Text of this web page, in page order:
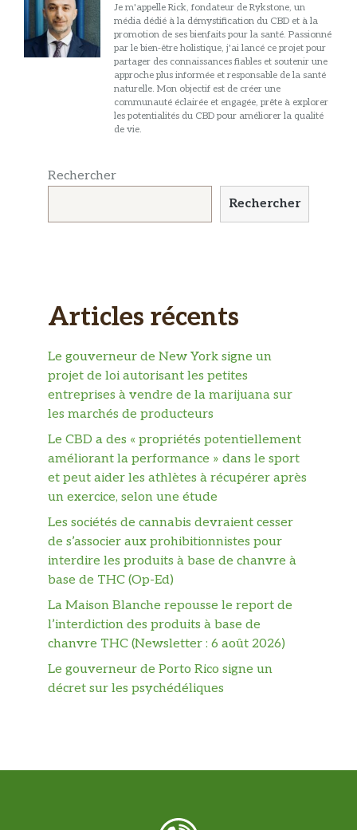
Je m'appelle Rick, fondateur de Rykstone, un
média dédié à la démystification du CBD et à la
promotion de ses bienfaits pour la santé. Passionné
par le bien-être holistique, j'ai lancé ce projet pour
partager des connaissances fiables et soutenir une
approche plus informée et responsable de la santé
naturelle. Mon objectif est de créer une
communauté éclairée et engagée, prête à explorer
les potentialités du CBD pour améliorer la qualité
de vie.
Rechercher
Rechercher
Articles récents
Le gouverneur de New York signe un
projet de loi autorisant les petites
entreprises à vendre de la marijuana sur
les marchés de producteurs
Le CBD a des « propriétés potentiellement
améliorant la performance » dans le sport
et peut aider les athlètes à récupérer après
un exercice, selon une étude
Les sociétés de cannabis devraient cesser
de s’associer aux prohibitionnistes pour
interdire les produits à base de chanvre à
base de THC (Op-Ed)
La Maison Blanche repousse le report de
l’interdiction des produits à base de
chanvre THC (Newsletter : 6 août 2026)
Le gouverneur de Porto Rico signe un
décret sur les psychédéliques